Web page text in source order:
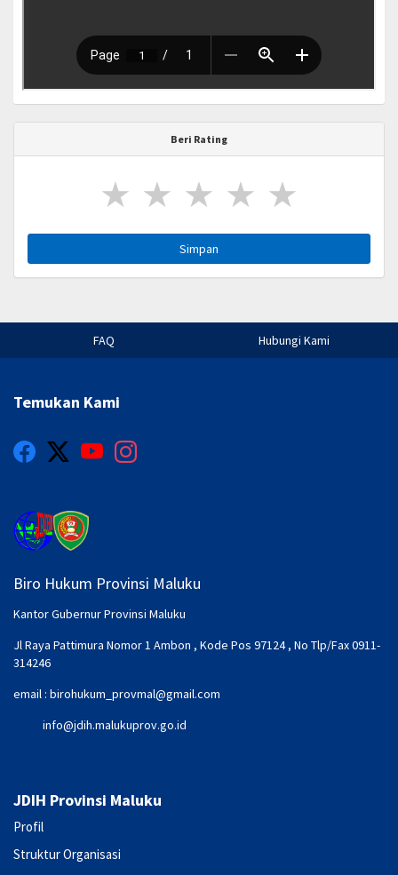
Beri Rating
★
★
★
★
★
Simpan
FAQ Hubungi Kami
Temukan Kami
Biro Hukum Provinsi Maluku
Kantor Gubernur Provinsi Maluku
Jl Raya Pattimura Nomor 1 Ambon , Kode Pos 97124 , No Tlp/Fax 0911-
314246
email : birohukum_provmal@gmail.com
info@jdih.malukuprov.go.id
JDIH Provinsi Maluku
Profil
Struktur Organisasi